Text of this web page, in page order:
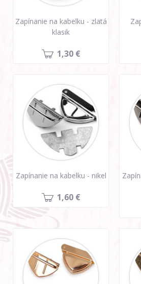
Zapínanie na kabelku - zlatá
klasik
1,30 €
Zapínanie na kabelku - nikel
1,60 €